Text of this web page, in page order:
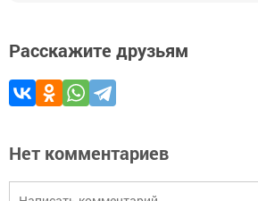
Расскажите друзьям
Нет комментариев